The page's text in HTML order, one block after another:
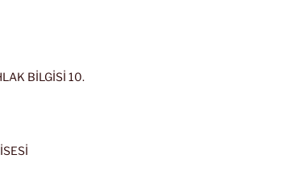
BİLGİSİ 10.